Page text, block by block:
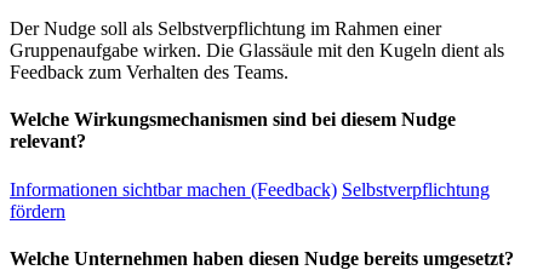
Der Nudge soll als Selbstverpflichtung im Rahmen einer
Gruppenaufgabe wirken. Die Glassäule mit den Kugeln dient als
Feedback zum Verhalten des Teams.
Welche Wirkungsmechanismen sind bei diesem Nudge
relevant?
Informationen sichtbar machen (Feedback) Selbstverpflichtung
fördern
Welche Unternehmen haben diesen Nudge bereits umgesetzt?